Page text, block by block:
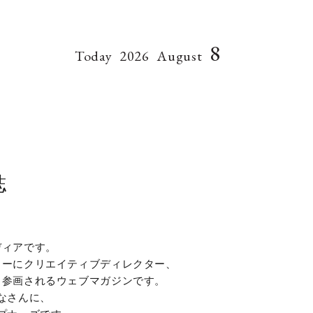
Today 2026 August 8
アです。
にクリエイティブディレクター、
画されるウェブマガジンです。
んに、